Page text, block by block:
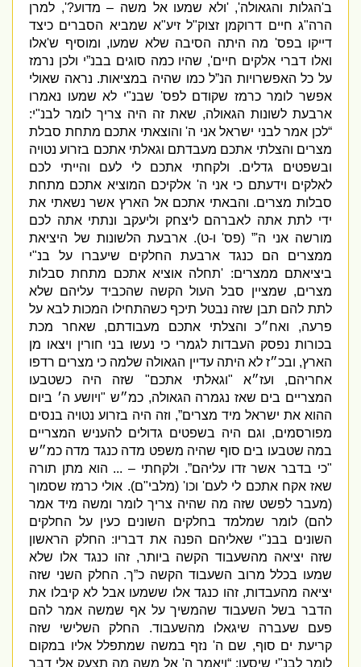
הגלות והגאולה', 'ולא שמעו אל משה – מדוע?',למרן
הרה"ג חיים דרוקמן זצוק"ל זיע"א שמביא הסברים כיצד
דייקו בפס'מה היתה הסיבה שלא שמעו,ומוסיף ש אלו
ואלו דברי אלקים חיים',שהיו כמה סוגים בבנ”י ולכן נרמז
על כל האפשרויות הנ”ל כמו שהיה במציאות.נראה שאולי
אפשר לומר כרמז שקודם לפס'שבנ"י לא שמעו נאמרו
ארבעת לשונות הגאולה,שאת זה היה צריך לומר לבנ"י:
לכן אמר לבני ישראל אני ה 'והוצאתי אתכם מתחת סבלת
מצרים והצלתי אתכם מעבדתם וגאלתי אתכם בזרוע נטויה
ובשפטים גדלים.ולקחתי אתכם לי לעם והייתי לכם
לאלקים וידעתם כי אני ה 'אלקיכם המוציא אתכם מתחת
סבלות מצרים.והבאתי אתכם אל הארץ אשר נשאתי את
ידי לתת אתה לאברהם ליצחק וליעקב ונתתי אתה לכם
מורשה אני ה '” (פס'ו- ט).ארבעת הלשונות של היציאת
ממצרים הם כנגד ארבעת החלקים שיעברו על בנ "י
ביציאתם ממצרים: 'תחלה אוציא אתכם מתחת סבלות
מצרים,שמציין סבל העול הקשה שהכביד עליהם שלא
לתת להם תבן שזה נבטל תיכף כשהתחילו המכות לבא על
פרעה,ואח״כ והצלתי אתכם מעבודתם,שאחר מכת
בכורות נפסק העבדות לגמרי כי נעשו בני חורין ויצאו מן
הארץ,ובכ״ז לא היתה עדיין הגאולה שלמה כי מצרים רדפו
אחריהם,ועז״א" וגאלתי אתכם"שזה היה כשטבעו
המצריים בים שאז נגמרה הגאולה,כמ״ש"ויושע ה׳ ביום
ההוא את ישראל מיד מצרים”,וזה היה בזרוע נטויה בנסים
מפורסמים,וגם היה בשפטים גדולים להעניש המצריים
במה שטבעו בים סוף שהיה משפט מדה כנגד מדה כמ״ש
כי בדבר אשר זדו עליהם”. ולקחתי –...הוא מתן תורה
שאז אקח אתכם לי לעם'וכו' (מלבי"ם).אולי כרמז שסמוך
מעבר לפשט שזה מה שהיה צריך לומר ומשה מיד אמר
להם)לומר שמלמד בחלקים השונים כעין על החלקים
השונים בבנ"י שאליהם הפנה את דבריו:החלק הראשון
שזה יציאה מהשעבוד הקשה ביותר,זהו כנגד אלו שלא
שמעו בכלל מרוב השעבוד הקשה כ”ך.החלק השני שזה
יציאה מהעבדות,זהו כנגד אלו ששמעו אבל לא קיבלו את
הדבר בשל השעבוד שהמשיך על אף שמשה אמר להם
פעם שעברה שיגאלו מהשעבוד.החלק השלישי שזה
קריעת ים סוף,שם ה 'נזף במשה שמתפלל אליו במקום
לומר לבנ"י שיסעו: “ויאמר ה 'אל משה מה תצעק אלי דבר